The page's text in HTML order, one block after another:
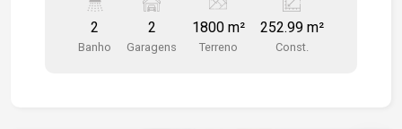
clientes. Próximo a diversos comércios e com
fácil acesso pelas principais avenidas,
conectando todas as regiões da cidade. O
2
Banho
2
Garagens
1800 m²
Terreno
252.99 m²
Const.